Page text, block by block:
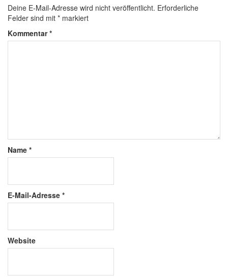
Deine E-Mail-Adresse wird nicht veröffentlicht. Erforderliche
Felder sind mit * markiert
Kommentar*
Name *
E-Mail-Adresse *
Website